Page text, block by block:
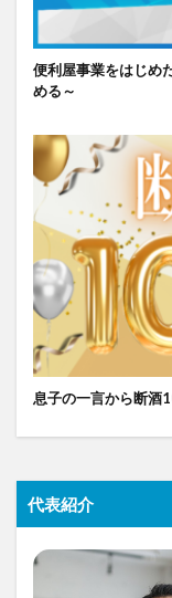
便利屋事業をはじめ
める～
息子の一言から断酒
代表紹介